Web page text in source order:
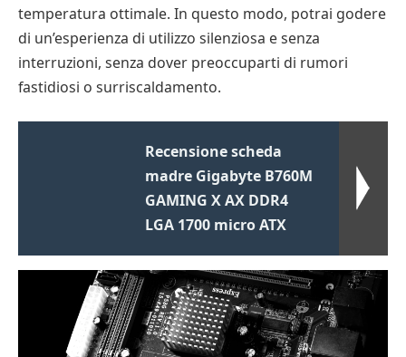
temperatura ottimale. In questo modo, potrai godere
di un’esperienza di utilizzo silenziosa e senza
interruzioni, senza dover preoccuparti di rumori
fastidiosi o surriscaldamento.
Recensione scheda
madre Gigabyte B760M
GAMING X AX DDR4
LGA 1700 micro ATX